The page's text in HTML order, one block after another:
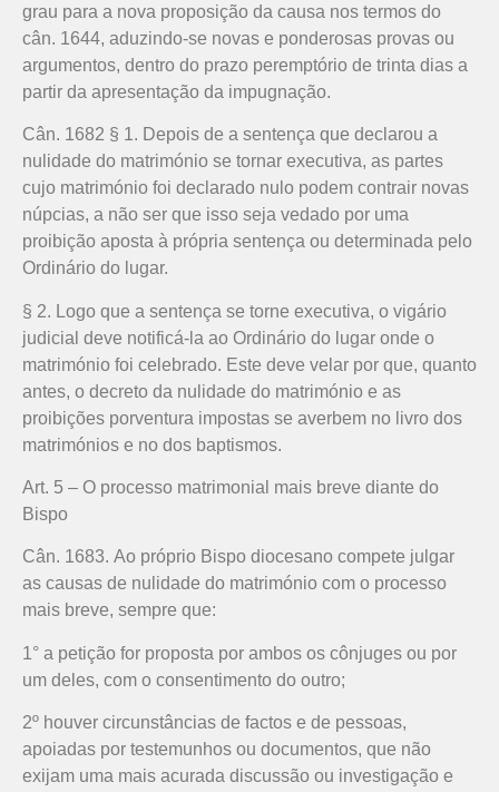
grau para a nova proposição da causa nos termos do
cân. 1644, aduzindo-se novas e ponderosas provas ou
argumentos, dentro do prazo peremptório de trinta dias a
partir da apresentação da impugnação.
Cân. 1682 § 1. Depois de a sentença que declarou a
nulidade do matrimónio se tornar executiva, as partes
cujo matrimónio foi declarado nulo podem contrair novas
núpcias, a não ser que isso seja vedado por uma
proibição aposta à própria sentença ou determinada pelo
Ordinário do lugar.
§ 2. Logo que a sentença se torne executiva, o vigário
judicial deve notificá-la ao Ordinário do lugar onde o
matrimónio foi celebrado. Este deve velar por que, quanto
antes, o decreto da nulidade do matrimónio e as
proibições porventura impostas se averbem no livro dos
matrimónios e no dos baptismos.
Art. 5 – O processo matrimonial mais breve diante do
Bispo
Cân. 1683. Ao próprio Bispo diocesano compete julgar
as causas de nulidade do matrimónio com o processo
mais breve, sempre que:
1° a petição for proposta por ambos os cônjuges ou por
um deles, com o consentimento do outro;
2º houver circunstâncias de factos e de pessoas,
apoiadas por testemunhos ou documentos, que não
exijam uma mais acurada discussão ou investigação e